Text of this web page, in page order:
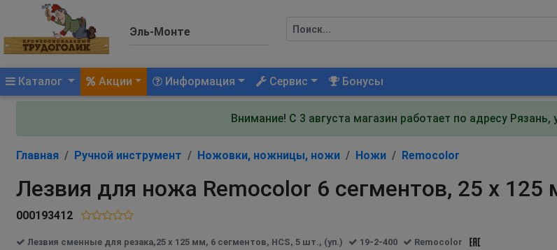
Каталог (current)Акции Информация Сервис Бонусы
Внимание! С 3 августа магазин работает по адресу
Главная Ручной инструмент Ножовки, ножницы, ножи Ножи Remocolor
Лезвия для ножа Remocolor 6 сегментов, 25 х
000193412
Лезвия сменные для резака,25 х 125 мм, 6 сегментов, HCS, 5 шт., (уп.) 19-2-400 Remocolor